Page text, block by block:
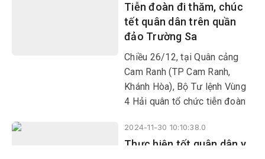
xã Bình Kiến.
Tiễn đoàn đi thăm, chúc
tết quân dân trên quần
đảo Trường Sa
Chiều 26/12, tại Quân cảng
Cam Ranh (TP Cam Ranh,
Khánh Hòa), Bộ Tư lệnh Vùng
4 Hải quân tổ chức tiễn đoàn
chúc tết quân dân trên quần
đảo Trường Sa nhân dịp tết Ất
2024-11-30 10:10:38.0
Thực hiện tốt quân dân y